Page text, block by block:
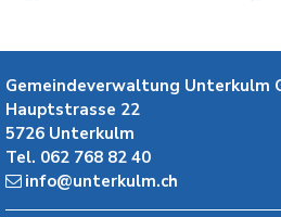
Gemeindeverwaltung Unterkulm
Hauptstrasse 22
5726 Unterkulm
Tel. 062 768 82 40
info@unterkulm.ch